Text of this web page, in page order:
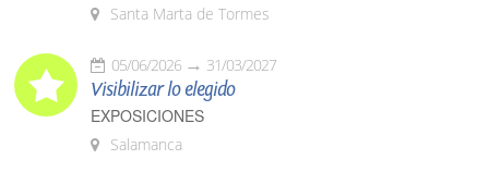
Santa Marta de Tormes
05/06/2026 31/03/2027
Visibilizar lo elegido
EXPOSICIONES
Salamanca